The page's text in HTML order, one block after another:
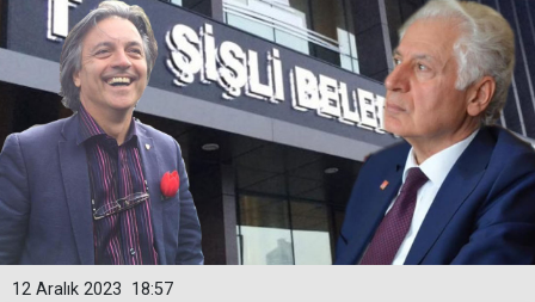
18:57
12 Aralık 2023